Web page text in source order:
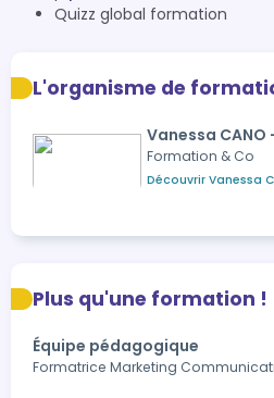
Quizz global formation
L'organisme de
Vanessa
Formation & Co
Découvrir Vanessa
Plus qu'une formation !
Équipe pédagogique
Formatrice Marketing